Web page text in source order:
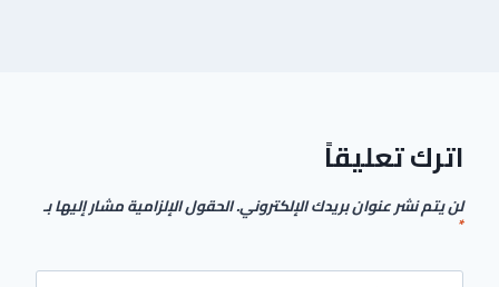
اترك تعليقاً
لن يتم نشر عنوان بريدك الإلكتروني.الحقول الإلزامية مشار إليها بـ
*